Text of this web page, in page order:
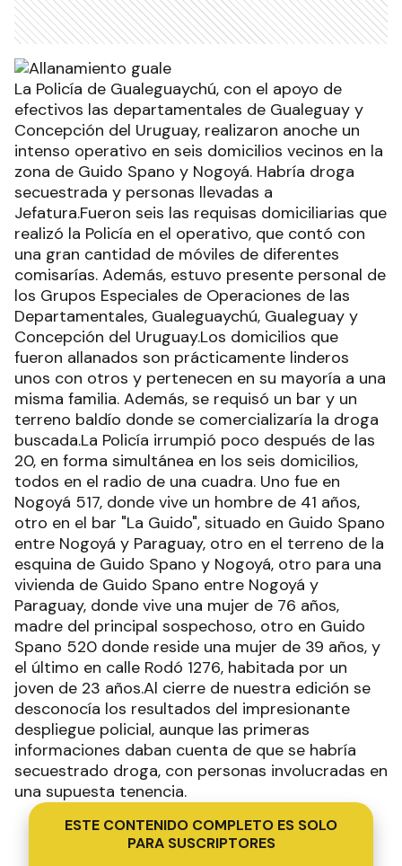
La Policía de Gualeguaychú, con el apoyo de
efectivos las departamentales de Gualeguay y
Concepción del Uruguay, realizaron anoche un
intenso operativo en seis domicilios vecinos en la
zona de Guido Spano y Nogoyá. Habría droga
secuestrada y personas llevadas a
Jefatura.Fueron seis las requisas domiciliarias que
realizó la Policía en el operativo, que contó con
una gran cantidad de móviles de diferentes
comisarías. Además, estuvo presente personal de
los Grupos Especiales de Operaciones de las
Departamentales, Gualeguaychú, Gualeguay y
Concepción del Uruguay.Los domicilios que
fueron allanados son prácticamente linderos
unos con otros y pertenecen en su mayoría a una
misma familia. Además, se requisó un bar y un
terreno baldío donde se comercializaría la droga
buscada.La Policía irrumpió poco después de las
20, en forma simultánea en los seis domicilios,
todos en el radio de una cuadra. Uno fue en
Nogoyá 517, donde vive un hombre de 41 años,
otro en el bar "La Guido", situado en Guido Spano
entre Nogoyá y Paraguay, otro en el terreno de la
esquina de Guido Spano y Nogoyá, otro para una
vivienda de Guido Spano entre Nogoyá y
Paraguay, donde vive una mujer de 76 años,
madre del principal sospechoso, otro en Guido
Spano 520 donde reside una mujer de 39 años, y
el último en calle Rodó 1276, habitada por un
joven de 23 años.Al cierre de nuestra edición se
desconocía los resultados del impresionante
despliegue policial, aunque las primeras
informaciones daban cuenta de que se habría
secuestrado droga, con personas involucradas en
una supuesta tenencia.
ESTE CONTENIDO COMPLETO ES SOLO
PARA SUSCRIPTORES